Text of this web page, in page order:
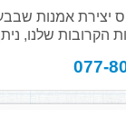
יצירת אמנות
הקרובות שלנו,
077-